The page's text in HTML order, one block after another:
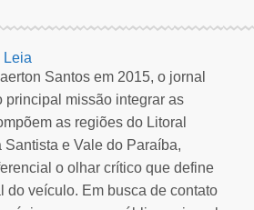
Leia
Santos em 2015, o jornal
principal missão integrar as
as regiões do Litoral
Santista e Vale do Paraíba,
o olhar crítico que define
do veículo. Em busca de contato